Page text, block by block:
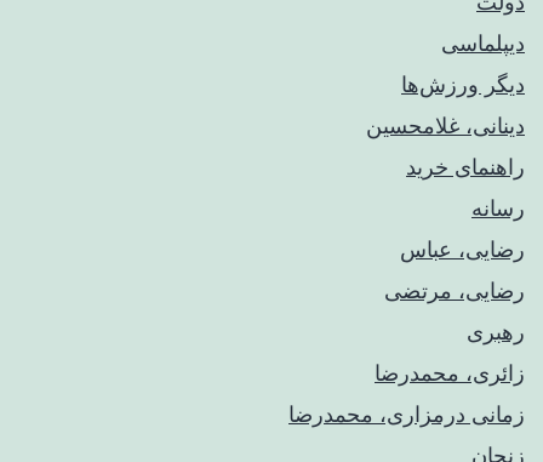
دیپلماسی
دیگر ورزش‌ها
دینانی، غلامحسین
راهنمای خريد
رسانه
رضایی، عباس
رضایی، مرتضی
رهبری
زائری، محمدرضا
زمانی درمزاری، محمدرضا
زنجان